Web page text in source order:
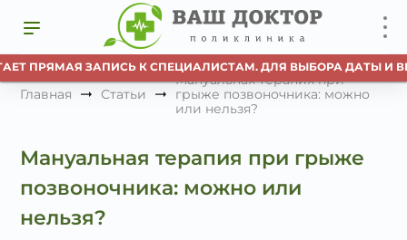
ЗАПИСЬ К СПЕЦИАЛИСТАМ. ДЛЯ ВЫБОРА ДАТЫ И
Главная Статьи
Мануальная терапия при
грыже позвоночника: можно
или нельзя?
Мануальная терапия при грыже
позвоночника: можно или
нельзя?